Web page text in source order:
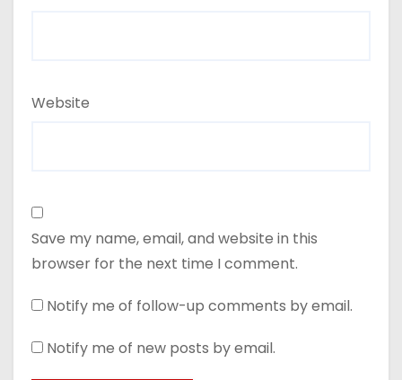
Website
Save my name, email, and website in this
browser for the next time I comment.
Notify me of follow-up comments by email.
Notify me of new posts by email.